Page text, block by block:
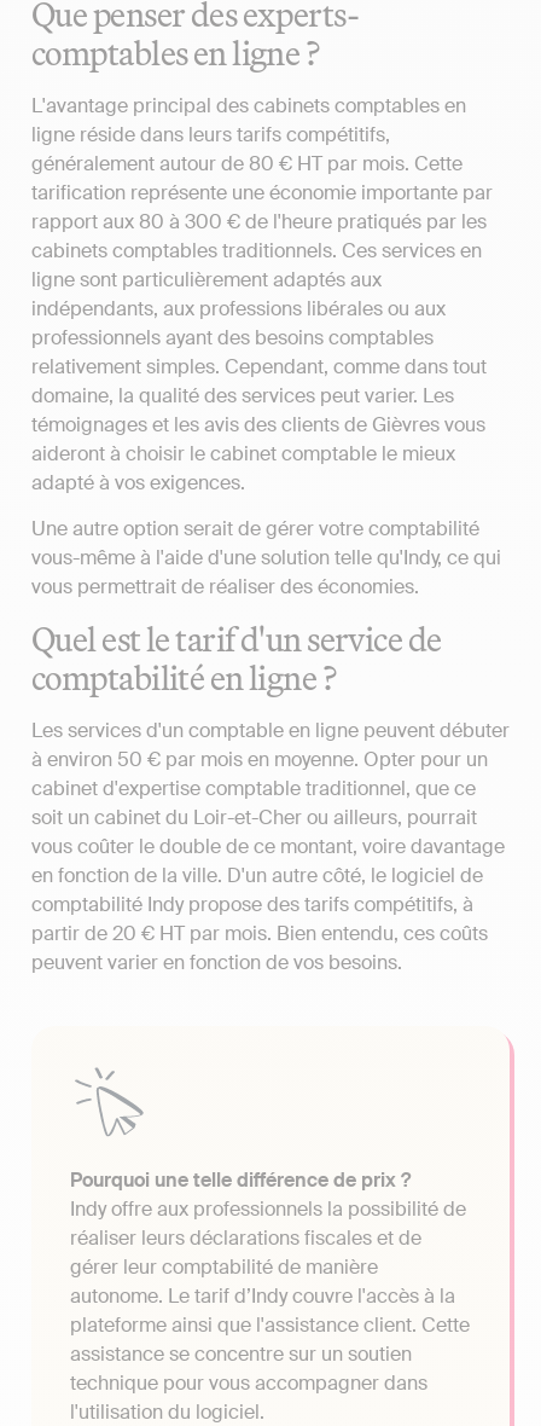
Que penser des experts-
comptables en ligne ?
L'avantage principal des cabinets comptables en
ligne réside dans leurs tarifs compétitifs,
généralement autour de 80 € HT par mois. Cette
tarification représente une économie importante par
rapport aux 80 à 300 € de l'heure pratiqués par les
cabinets comptables traditionnels. Ces services en
ligne sont particulièrement adaptés aux
indépendants, aux professions libérales ou aux
professionnels ayant des besoins comptables
relativement simples. Cependant, comme dans tout
domaine, la qualité des services peut varier. Les
témoignages et les avis des clients de Gièvres vous
aideront à choisir le cabinet comptable le mieux
adapté à vos exigences.
Une autre option serait de gérer votre comptabilité
vous-même à l'aide d'une solution telle qu'Indy, ce qui
vous permettrait de réaliser des économies.
Quel est le tarif d'un service de
comptabilité en ligne ?
Les services d'un comptable en ligne peuvent débuter
à environ 50 € par mois en moyenne. Opter pour un
cabinet d'expertise comptable traditionnel, que ce
soit un cabinet du Loir-et-Cher ou ailleurs, pourrait
vous coûter le double de ce montant, voire davantage
en fonction de la ville. D'un autre côté, le logiciel de
comptabilité Indy propose des tarifs compétitifs, à
partir de 20 € HT par mois. Bien entendu, ces coûts
peuvent varier en fonction de vos besoins.
Pourquoi une telle différence de prix ?
Indy offre aux professionnels la possibilité de
réaliser leurs déclarations fiscales et de
gérer leur comptabilité de manière
autonome. Le tarif d’Indy couvre l'accès à la
plateforme ainsi que l'assistance client. Cette
assistance se concentre sur un soutien
technique pour vous accompagner dans
l'utilisation du logiciel.